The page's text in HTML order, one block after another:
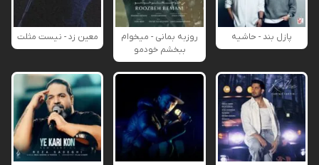
پازل بند - حاشیه
روزبه بمانی - میخوام
ببخشم خودمو
معین زد - نیست مثلت